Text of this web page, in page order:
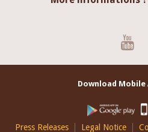
Download
Footer
Press Releases Legal Notice